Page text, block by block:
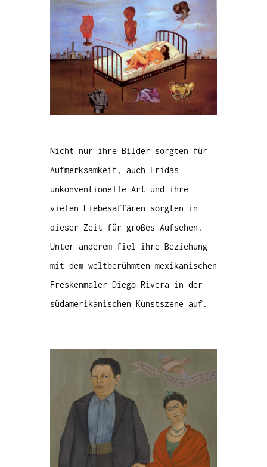
Nicht nur ihre Bilder sorgten für
Aufmerksamkeit, auch Fridas
unkonventionelle Art und ihre
vielen Liebesaffären sorgten in
dieser Zeit für großes Aufsehen.
Unter anderem fiel ihre Beziehung
mit dem weltberühmten mexikanischen
Freskenmaler Diego Rivera in der
südamerikanischen Kunstszene auf.